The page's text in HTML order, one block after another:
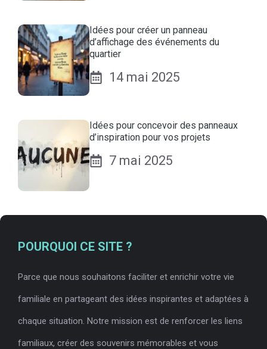
Idées pour créer un panneau
d’affichage des événements du
quartier
14 mai 2025
Idées pour concevoir des panneaux
d’inspiration pour vos projets
7 mai 2025
POURQUOI CE SITE ?
Parce que nous souhaitons faciliter et enrichir votre vie
familiale en partageant des idées inspirantes et adaptées à
chaque situation. Notre mission est de renforcer les liens
familiaux, créer des souvenirs mémorables et vous